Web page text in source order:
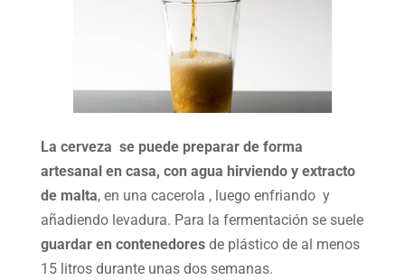
La cerveza se puede preparar de forma
artesanal en casa, con agua hirviendo y extracto
de malta, en una cacerola , luego enfriando y
añadiendo levadura. Para la fermentación se suele
guardar en contenedoresde plástico de al menos
15 litros durante unas dos semanas.